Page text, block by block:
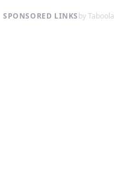
SPONSORED LINKSby Taboola